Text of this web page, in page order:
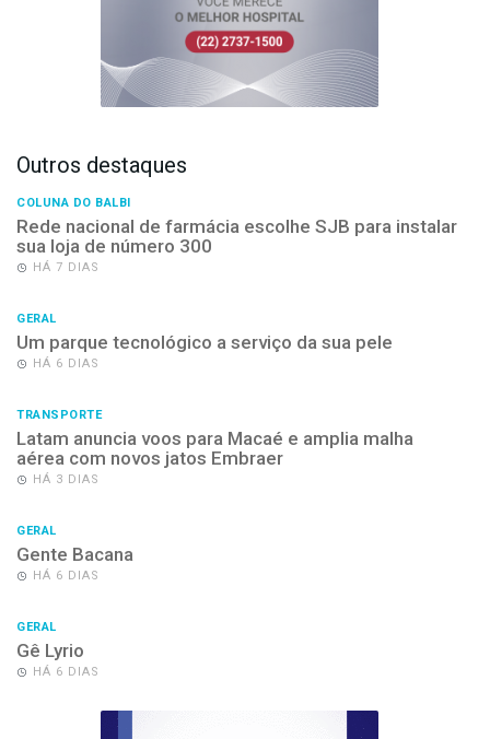
Outros destaques
COLUNA DO BALBI
Rede nacional de farmácia escolhe SJB para instalar
sua loja de número 300
HÁ 7 DIAS
GERAL
Um parque tecnológico a serviço da sua pele
HÁ 6 DIAS
TRANSPORTE
Latam anuncia voos para Macaé e amplia malha
aérea com novos jatos Embraer
HÁ 3 DIAS
GERAL
Gente Bacana
HÁ 6 DIAS
GERAL
Gê Lyrio
HÁ 6 DIAS